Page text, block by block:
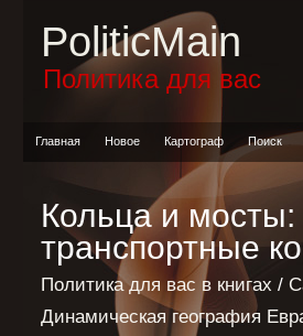
PoliticMain
Политика для вас
Главная Новое Картограф Поиск
Кольца и мосты:
транспортные
Политика для вас в книгах /
Динамическая география